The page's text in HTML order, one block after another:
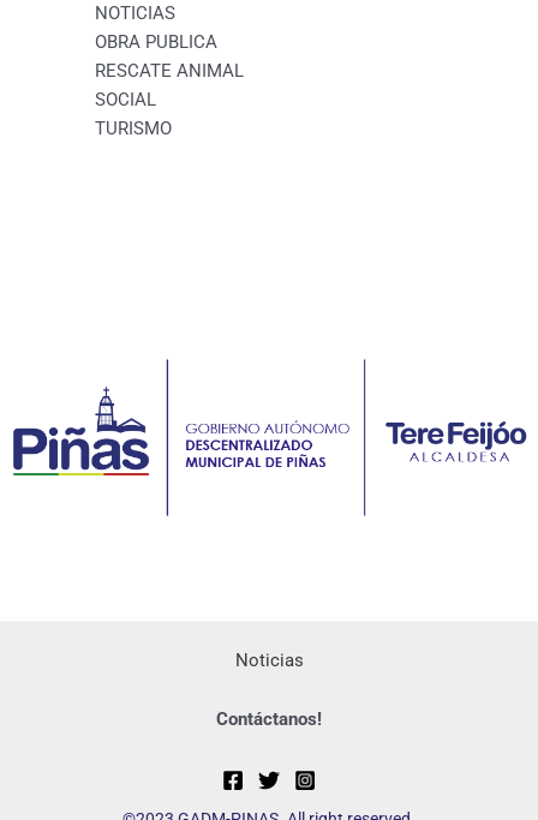
NOTICIAS
OBRA PUBLICA
RESCATE ANIMAL
SOCIAL
TURISMO
Noticias
Contáctanos!